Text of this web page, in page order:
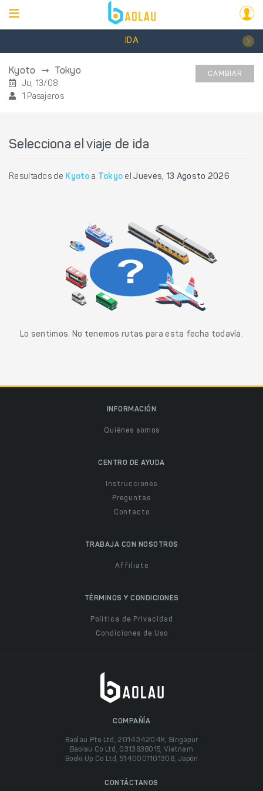
IDA
Kyoto Tokyo
Ju, 13/08
1 Pasajeros
CAMBIAR
Selecciona el viaje de ida
Resultados de Kyoto a Tokyo elJueves, 13 Agosto 2026
Lo sentimos. No tenemos rutas para esta fecha todavía.
INFORMACIÓN
Quiénes somos
CENTRO DE AYUDA
Instrucciones
Preguntas
Contacto
TRABAJA CON NOSOTROS
Affiliate
TÉRMINOS Y CONDICIONES
Política de Privacidad
Condiciones de Uso
COMPAÑÍA
Baolau Pte Ltd, 201434204K, Singapur
Baolau Co Ltd, 0313838015, Vietnam
Boeki Up Co Ltd, 5140001101308, Japón
CONTÁCTANOS